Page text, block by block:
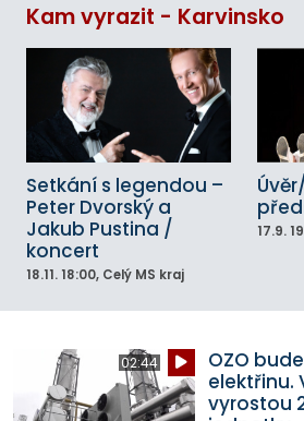
Kam vyrazit - Karvinsko
Setkání s legendou –
Peter Dvorský a
Jakub Pustina /
koncert
18.11. 18:00, Celý MS kraj
17.9.
02:44
OZO
elektřinu.
vyrostou